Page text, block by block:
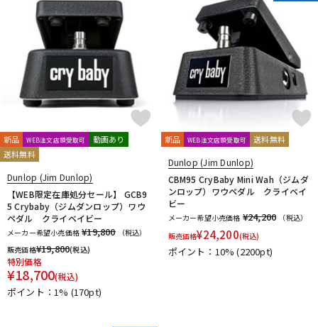
ドラム パーカッション
キーボード 電子ピアノ
管楽器 その他楽器
エフェクター
DJ機器 DTM
新品 WEB注文店頭受取可
動画あり
送料無料
Dunlop (Jim Dunlop)
【WEB限定在庫処分セール】 GCB9
5 Crybaby（ジムダンロップ）ワウ
ペダル クライベイビー
メーカー希望小売価格 ¥19,800
（税込）
販売価格¥19,800(税込)
特別価格
¥18,700(税込)
ポイント：1% (170pt)
新品 WEB注文店頭受取可 送料無料
Dunlop (Jim Dunlop)
CBM95 CryBaby Mini Wah（ジムダ
ンロップ）ワウペダル クライベイ
ビー
メーカー希望小売価格 ¥24,200
（税込）
販売価格¥24,200(税込)
ポイント：10%(2200pt)